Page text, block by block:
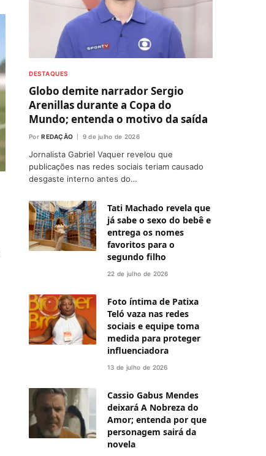
DESTAQUES
Globo demite narrador Sergio
Arenillas durante a Copa do
Mundo; entenda o motivo da saída
Por REDAÇÃO 9 de julho de 2026
Jornalista Gabriel Vaquer revelou que
publicações nas redes sociais teriam causado
desgaste interno antes do…
Tati Machado revela que
já sabe o sexo do bebê e
entrega os nomes
favoritos para o
segundo filho
22 de julho de 2026
Foto íntima de Patixa
Teló vaza nas redes
sociais e equipe toma
medida para proteger
influenciadora
13 de julho de 2026
Cassio Gabus Mendes
deixará A Nobreza do
Amor; entenda por que
personagem sairá da
novela